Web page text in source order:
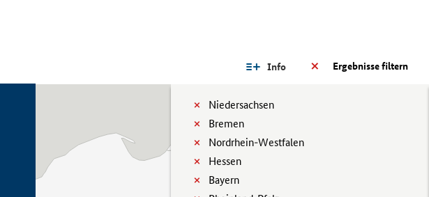
Ergebnisse filtern
Info
Niedersachsen
Bremen
Nordrhein-Westfalen
Hessen
Bayern